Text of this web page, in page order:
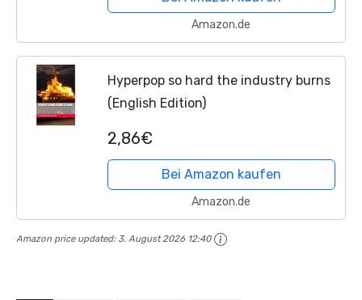
Amazon.de
Hyperpop so hard the industry burns
(English Edition)
2,86€
Bei Amazon kaufen
Amazon.de
Amazon price updated: 3. August 2026 12:40